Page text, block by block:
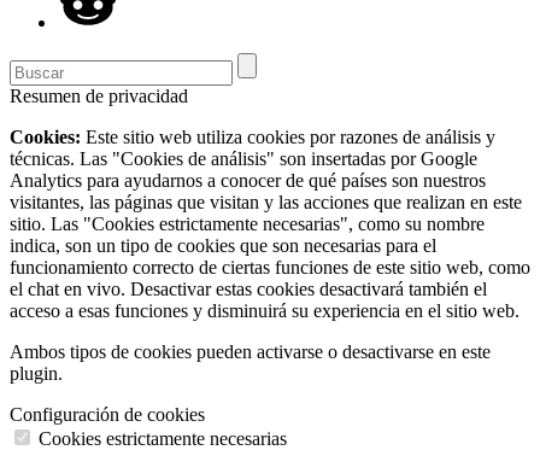
Resumen de privacidad
Cookies: Este sitio web utiliza cookies por razones de análisis y
técnicas. Las "Cookies de análisis" son insertadas por Google
Analytics para ayudarnos a conocer de qué países son nuestros
visitantes, las páginas que visitan y las acciones que realizan en este
sitio. Las "Cookies estrictamente necesarias", como su nombre
indica, son un tipo de cookies que son necesarias para el
funcionamiento correcto de ciertas funciones de este sitio web, como
el chat en vivo. Desactivar estas cookies desactivará también el
acceso a esas funciones y disminuirá su experiencia en el sitio web.
Ambos tipos de cookies pueden activarse o desactivarse en este
plugin.
Configuración de cookies
Cookies estrictamente necesarias